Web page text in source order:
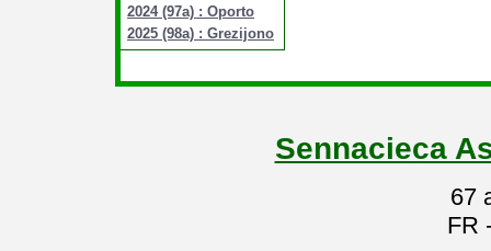
2024 (97a) : Oporto
2025 (98a) : Grezijono
Sennacieca
67
FR